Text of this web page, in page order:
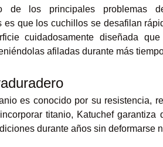
los principales problemas
es que los cuchillos se desafilan
cuidadosamente diseñada
afiladas durante más
es conocido por su resistencia,
titanio, Katuchef garantiza
durante años sin deformarse